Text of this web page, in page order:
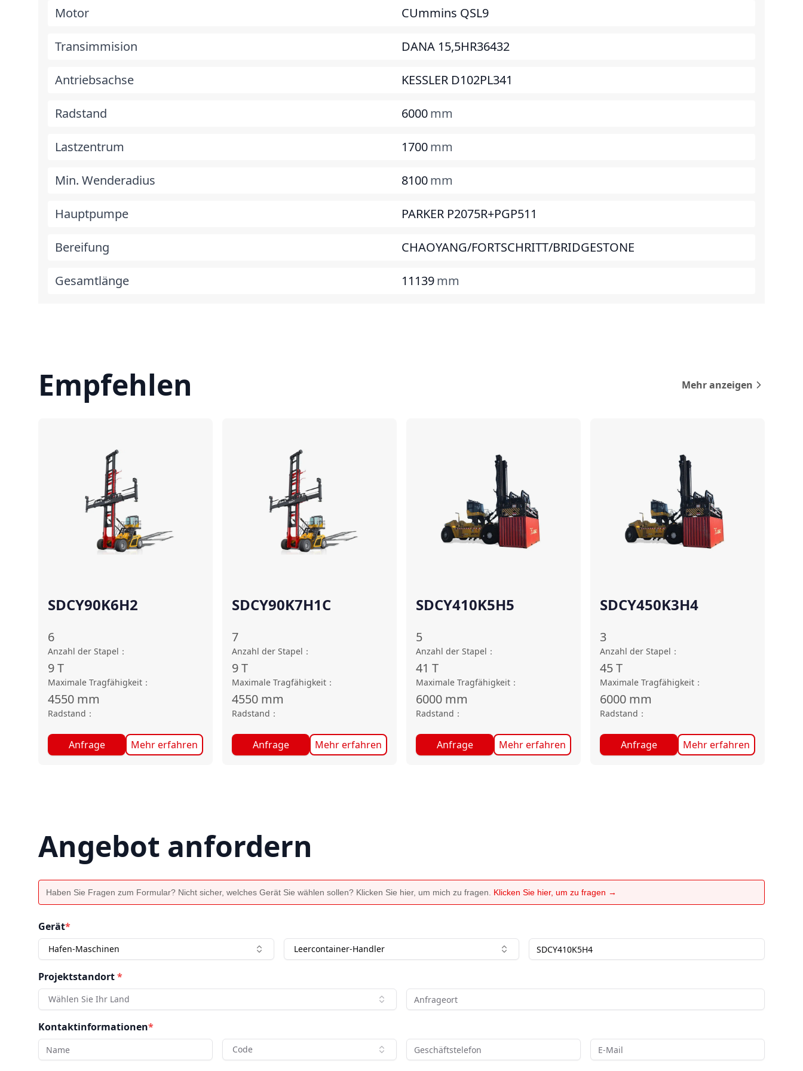
Motor CUmmins QSL9
Transimmision DANA 15,5HR36432
Antriebsachse KESSLER D102PL341
Radstand 6000mm
Lastzentrum 1700mm
Min. Wenderadius 8100mm
Hauptpumpe PARKER P2075R+PGP511
Bereifung CHAOYANG/FORTSCHRITT/BRIDGESTONE
Gesamtlänge 11139mm
Empfehlen Mehr anzeigen
SDCY90K6H2
6
Anzahl der Stapel ：
9T
Maximale Tragfähigkeit ：
4550 mm
Radstand ：
Anfrage Mehr erfahren
SDCY90K7H1C
7
Anzahl der Stapel ：
9T
Maximale Tragfähigkeit ：
4550 mm
Radstand ：
Anfrage Mehr erfahren
SDCY410K5H5
5
Anzahl der Stapel ：
41 T
Maximale Tragfähigkeit ：
6000 mm
Radstand ：
Anfrage Mehr erfahren
SDCY450K3H4
3
Anzahl der Stapel ：
45T
Maximale Tragfähigkeit ：
6000 mm
Radstand ：
Anfrage Mehr erfahren
Angebot anfordern
Haben Sie Fragen zum Formular? Nicht sicher, welches Gerät Sie wählen sollen? Klicken Sie hier, um mich zu fragen. Klicken Sie hier, um zu fragen →
Gerät*
Hafen-Maschinen Leercontainer-Handler
Projektstandort*
Wählen Sie Ihr Land
Kontaktinformationen*
Code